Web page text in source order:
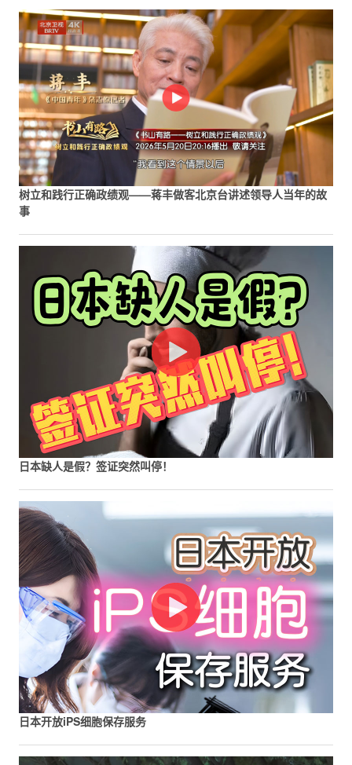
树立和践行正确政绩观——蒋丰做客北京台讲述领导人当年的故
事
日本缺人是假？签证突然叫停！
日本开放iPS细胞保存服务